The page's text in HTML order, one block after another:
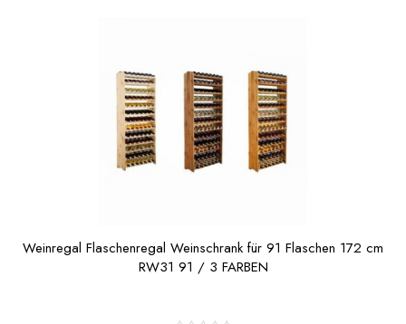
Weinregal Flaschenregal Weinschrank für 91 Flaschen 172 cm
RW31 91 / 3 FARBEN